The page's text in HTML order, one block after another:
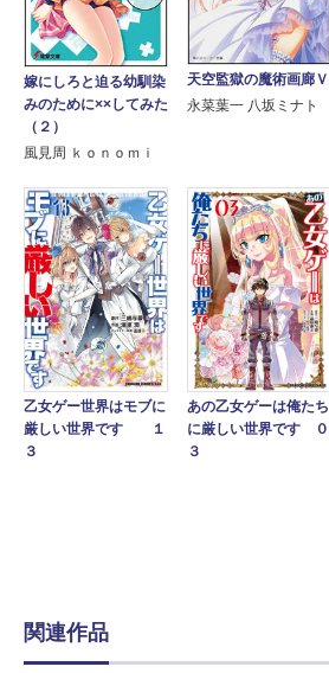
嫁にしろと迫る幼馴染
みのために××してみた
（２）
風見周 ｋｏｎｏｍｉ
天空監獄の魔術画廊Ｖ
永菜葉一 八坂ミナト
乙女ゲー世界はモブに
厳しい世界です １
３
あの乙女ゲーは俺たち
に厳しい世界です ０
３
関連作品